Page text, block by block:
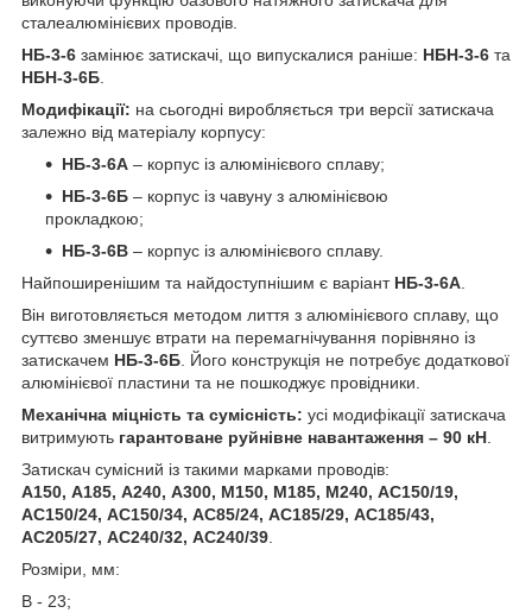
сталеалюмінієвих проводів.
НБ-3-6 замінює затискачі, що випускалися раніше: НБН-3-6 та
НБН-3-6Б.
Модифікації: на сьогодні виробляється три версії затискача
залежно від матеріалу корпусу:
НБ-3-6А – корпус із алюмінієвого сплаву;
НБ-3-6Б – корпус із чавуну з алюмінієвою
прокладкою;
НБ-3-6В – корпус із алюмінієвого сплаву.
Найпоширенішим та найдоступнішим є варіант НБ-3-6А.
Він виготовляється методом лиття з алюмінієвого сплаву, що
суттєво зменшує втрати на перемагнічування порівняно із
затискачем НБ-3-6Б. Його конструкція не потребує додаткової
алюмінієвої пластини та не пошкоджує провідники.
Механічна міцність та сумісність: усі модифікації затискача
витримують гарантоване руйнівне навантаження – 90 кН.
Затискач сумісний із такими марками проводів:
А150, А185, А240, А300, М150, М185, М240, АС150/19,
АС150/24, АС150/34, АС85/24, АС185/29, АС185/43,
АС205/27, АС240/32, АС240/39.
Розміри, мм:
В - 23;